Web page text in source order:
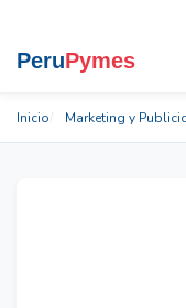
Inicio Marketing y